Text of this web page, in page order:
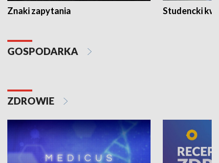
Znaki zapytania Studencki
GOSPODARKA
ZDROWIE